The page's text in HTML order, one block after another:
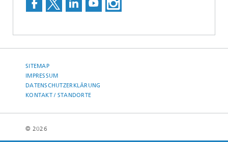
SITEMAP
IMPRESSUM
DATENSCHUTZERKLÄRUNG
KONTAKT / STANDORTE
© 2026